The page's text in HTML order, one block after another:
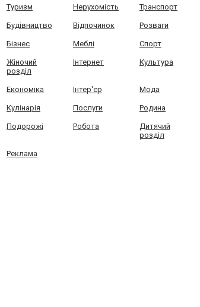
Туризм Нерухомість Транспорт
Будівництво Відпочинок Розваги
Бізнес Меблі Спорт
Жіночий
розділ
Інтернет Культура
Економіка Інтер'єр Мода
Кулінарія Послуги Родина
Подорожі Робота
Дитячий
розділ
Реклама